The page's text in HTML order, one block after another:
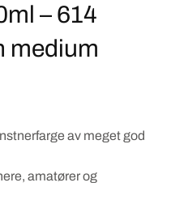
– 614
medium
av meget god
amatører og